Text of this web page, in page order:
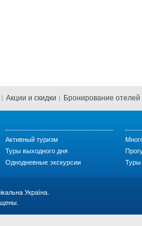
Акции и скидки Бронирование отелей
Активный туризм
Туры выходного дня
Однодневные экскурсии
Туры
Україна.